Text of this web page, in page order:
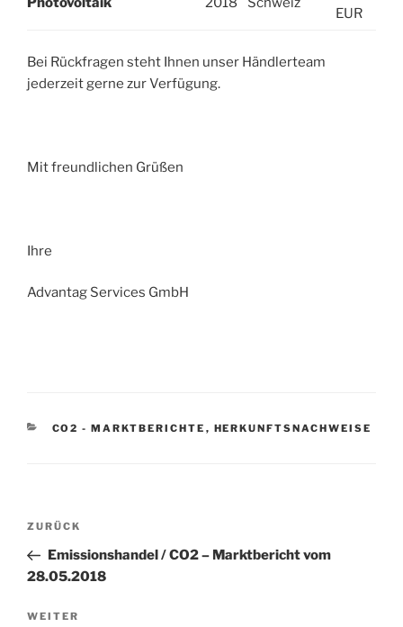
EUR
Bei Rückfragen steht Ihnen unser Händlerteam
jederzeit gerne zur Verfügung.
Mit freundlichen Grüßen
Ihre
Advantag Services GmbH
KATEGORIEN
CO2 - MARKTBERICHTE , HERKUNFTSNACHWEISE
Beitragsnavigation
Vorheriger
Beitrag
ZURÜCK
Emissionshandel / CO2 – Marktbericht vom
28.05.2018
Nächster
WEITER